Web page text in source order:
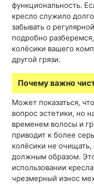
функциональность.
кресло служило
забывать о
подробно
колёсики вашего
другой грязи.
Почему важно
Может показаться,
вопрос эстетики, но
временем волосы и
приводит к более
колёсики не очищать,
должным образом.
использовании
чрезмерный износ